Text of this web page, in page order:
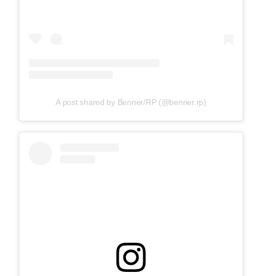
A post shared by Benner/RP (@benner.rp)